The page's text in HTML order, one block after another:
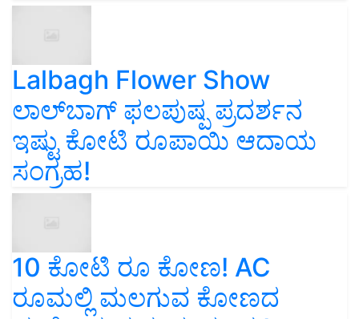
Lalbagh Flower Show
ಲಾಲ್‌ಬಾಗ್ ಫಲಪುಷ್ಪ ಪ್ರದರ್ಶನ
ಇಷ್ಟು ಕೋಟಿ ರೂಪಾಯಿ ಆದಾಯ
ಸಂಗ್ರಹ!
10 ಕೋಟಿ ರೂ ಕೋಣ! AC
ರೂಮಲ್ಲಿ ಮಲಗುವ ಕೋಣದ